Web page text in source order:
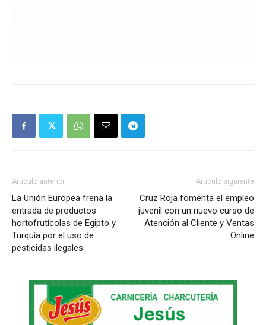
Artículo anterior
La Unión Europea frena la
entrada de productos
hortofrutícolas de Egipto y
Turquía por el uso de
pesticidas ilegales
Artículo siguiente
Cruz Roja fomenta el empleo
juvenil con un nuevo curso de
Atención al Cliente y Ventas
Online